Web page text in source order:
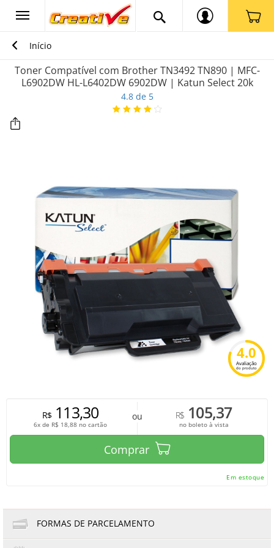
Início
Toner Compatível com Brother TN3492 TN890 | MFC-
L6902DW HL-L6402DW 6902DW | Katun Select 20k
4.8 de 5
4.0
Avaliação
do produto
R$113,30
6x de R$ 18,88 no cartão
ou R$ 105,37
no boleto à vista
Comprar
Em estoque
FORMAS DE PARCELAMENTO